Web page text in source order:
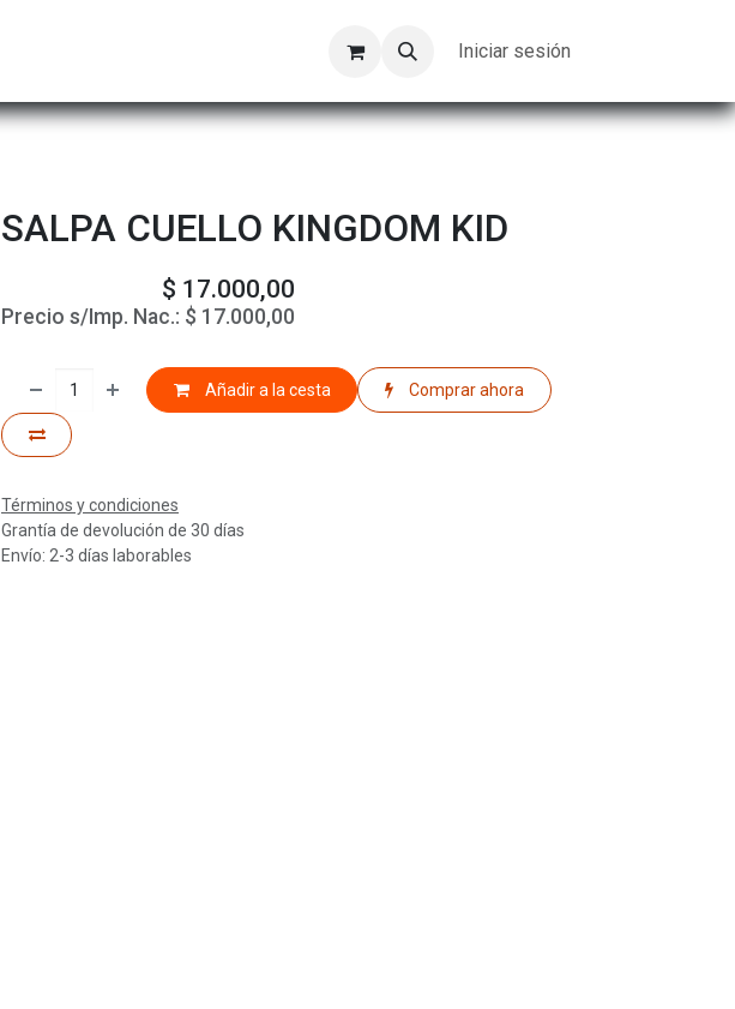
Trabajos Iniciar sesión
SALPA CUELLO KINGDOM KID
$ 17.000,00
Precio s/Imp. Nac.: $ 17.000,00
Añadir a la cesta Comprar ahora
Términos y condiciones
Grantía de devolución de 30 días
Envío: 2-3 días laborables